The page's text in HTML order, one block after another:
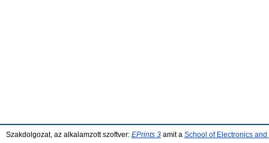
Szakdolgozat, az alkalamzott szoftver: EPrints 3 amit a School of Electronics